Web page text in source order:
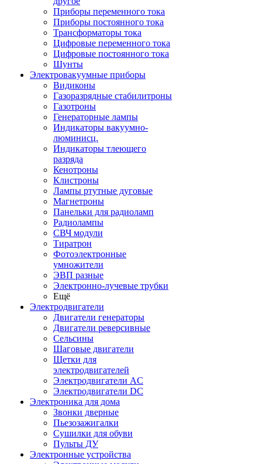
Приборы переменного тока
Приборы постоянного тока
Трансформаторы тока
Цифровые переменного тока
Цифровые постоянного тока
Шунты
Электровакуумные приборы
Видиконы
Газоразрядные стабилитроны
Газотроны
Генераторные лампы
Индикаторы вакуумно-
люминисц.
Индикаторы тлеющего
разряда
Кенотроны
Клистроны
Лампы ртутные дуговые
Магнетроны
Панельки для радиоламп
Радиолампы
СВЧ модули
Тиратрон
Фотоэлектронные
умножители
ЭВП разные
Электронно-лучевые трубки
Ещё
Электродвигатели
Двигатели генераторы
Двигатели реверсивные
Сельсины
Шаговые двигатели
Щетки для
электродвигателей
Электродвигатели AC
Электродвигатели DC
Электроника для дома
Звонки дверные
Пьезозажигалки
Сушилки для обуви
Пульты ДУ
Электронные устройства